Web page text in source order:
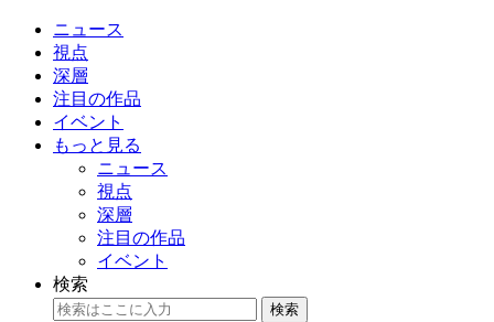
ニュース
視点
深層
注目の作品
イベント
もっと見る
ニュース
視点
深層
注目の作品
イベント
検索